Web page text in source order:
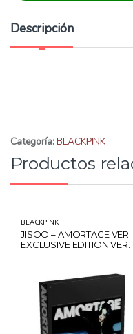
:Descripción
Categoría:BLACKPINK
Productos
BLACKPINK
JISOO – AMORTAGE VER.
EXCLUSIVE EDITION VER.